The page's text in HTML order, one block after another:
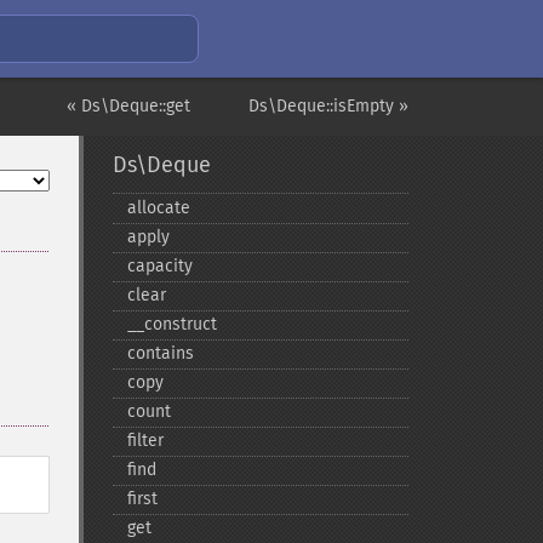
Ds\Deque::isEmpty »
« Ds\Deque::get
Ds\Deque
allocate
apply
capacity
clear
_​_​construct
contains
copy
count
filter
find
first
get